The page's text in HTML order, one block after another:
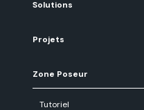
Solutions
Projets
Zone Poseur
Tutoriel